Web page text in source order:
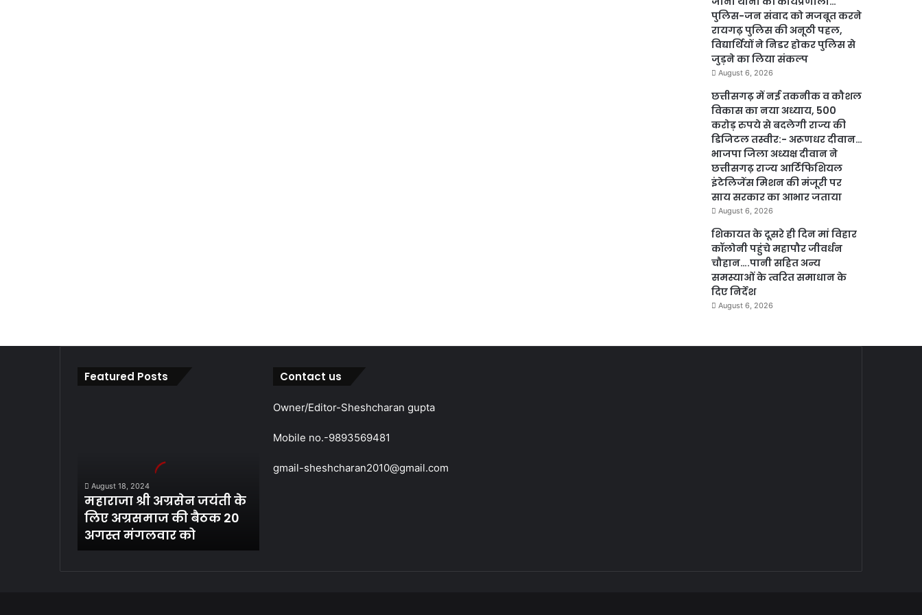
पुलिस-जन संवाद को मजबूत करने
रायगढ़ पुलिस की अनूठी पहल,
विद्यार्थियों ने निडर होकर पुलिस से
जुड़ने का लिया संकल्प
August 6, 2026
छत्तीसगढ़ में नई तकनीक व कौशल
विकास का नया अध्याय, 500
करोड़ रुपये से बदलेगी राज्य की
डिजिटल तस्वीर:- अरूणधर दीवान…
भाजपा जिला अध्यक्ष दीवान ने
छत्तीसगढ़ राज्य आर्टिफिशियल
इंटेलिजेंस मिशन की मंजूरी पर
साय सरकार का आभार जताया
August 6, 2026
शिकायत के दूसरे ही दिन मां विहार
कॉलोनी पहुंचे महापौर जीवर्धन
चौहान….पानी सहित अन्य
समस्याओं के त्वरित समाधान के
दिए निर्देश
August 6, 2026
Featured Posts
अग्रसमाज
की
बैठक
20
अगस्त
August 18, 2024
महाराजा श्री अग्रसेन जयंती के
लिए अग्रसमाज की बैठक 20
अगस्त मंगलवार को
Contact us
Owner/Editor-Sheshcharan gupta
Mobile no.-9893569481
gmail-sheshcharan2010@gmail.com